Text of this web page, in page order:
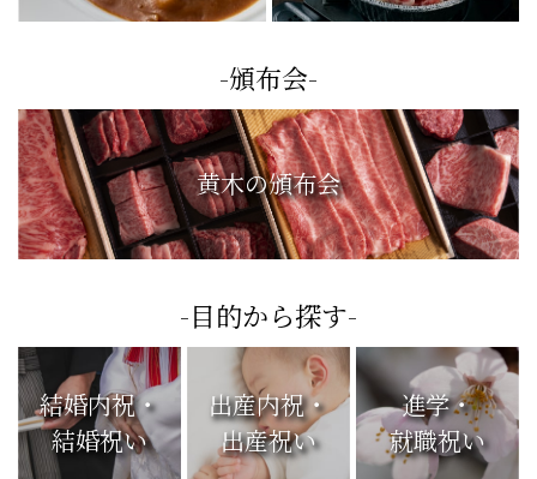
-頒布会-
黄木の頒布会
-目的から探す-
結婚内祝・
結婚祝い
出産内祝・
出産祝い
進学・
就職祝い